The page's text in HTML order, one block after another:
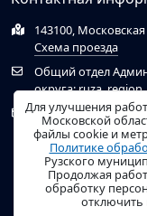
143100,
Схема проезда
Общий отдел
округа:
Отдел по работе с
Рузского
Для улучшения
Московской
файлы cookie и
Политике
Рузского
Продолжая
обработку
отключить